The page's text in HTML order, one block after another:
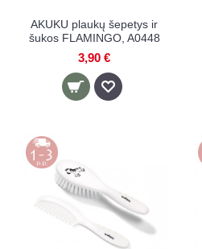
AKUKU plaukų šepetys ir
šukos FLAMINGO, A0448
3,90 €